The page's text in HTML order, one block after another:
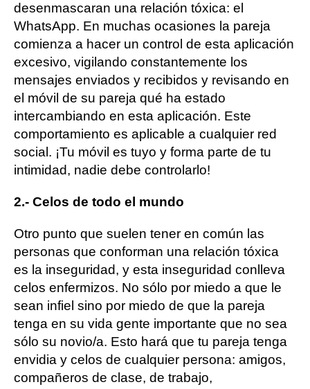
desenmascaran una relación tóxica: el
WhatsApp. En muchas ocasiones la pareja
comienza a hacer un control de esta aplicación
excesivo, vigilando constantemente los
mensajes enviados y recibidos y revisando en
el móvil de su pareja qué ha estado
intercambiando en esta aplicación. Este
comportamiento es aplicable a cualquier red
social. ¡Tu móvil es tuyo y forma parte de tu
intimidad, nadie debe controlarlo!
2.- Celos de todo el mundo
Otro punto que suelen tener en común las
personas que conforman una relación tóxica
es la inseguridad, y esta inseguridad conlleva
celos enfermizos. No sólo por miedo a que le
sean infiel sino por miedo de que la pareja
tenga en su vida gente importante que no sea
sólo su novio/a. Esto hará que tu pareja tenga
envidia y celos de cualquier persona: amigos,
compañeros de clase, de trabajo,